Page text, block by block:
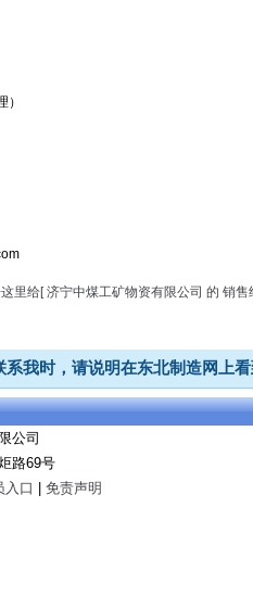
系我时，请说明在东北制造网上
公司
路69号
入口 免责声明